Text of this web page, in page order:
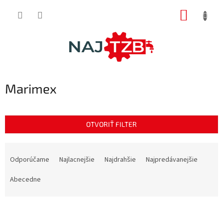
Marimex
OTVORIŤ FILTER
Odporúčame Najlacnejšie Najdrahšie
Najpredávanejšie
Abecedne